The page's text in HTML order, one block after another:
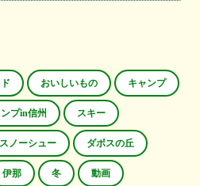
おいしいもの キャンプ
プin信州 スキー
スノーシュー ダボスの丘
伊那 冬 動画